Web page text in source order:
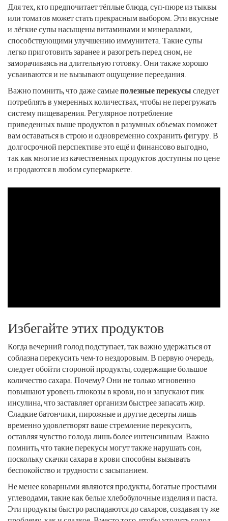
Для тех, кто предпочитает тёплые блюда, суп-пюре из тыквы
или томатов может стать прекрасным выбором. Эти вкусные
и лёгкие супы насыщены витаминами и минералами,
способствующими улучшению иммунитета. Такие супы
легко приготовить заранее и разогреть перед сном, не
заморачиваясь на длительную готовку. Они также хорошо
усваиваются и не вызывают ощущение переедания.
Важно помнить, что даже самыеполезные перекусыследует
потреблять в умеренных количествах, чтобы не перегружать
систему пищеварения. Регулярное потребление
приведенных выше продуктов в разумных объемах поможет
вам оставаться в строю и одновременно сохранить фигуру. В
долгосрочной перспективе это ещё и финансово выгодно,
так как многие из качественных продуктов доступны по цене
и продаются в любом супермаркете.
Избегайте этих продуктов
Когда вечерний голод подступает, так важно удержаться от
соблазна перекусить чем-то нездоровым. В первую очередь,
следует обойти стороной продукты, содержащие большое
количество сахара. Почему? Они не только мгновенно
повышают уровень глюкозы в крови, но и запускают пик
инсулина, что заставляет организм быстрее запасать жир.
Сладкие батончики, пирожные и другие десерты лишь
временно удовлетворят ваше стремление перекусить,
оставляя чувство голода лишь более интенсивным. Важно
помнить, что такие перекусы могут также нарушать сон,
поскольку скачки сахара в крови способны вызывать
беспокойство и трудности с засыпанием.
Не менее коварными являются продукты, богатые простыми
углеводами, такие как белые хлебобулочные изделия и паста.
Эти продукты быстро распадаются до сахаров, создавая ту же